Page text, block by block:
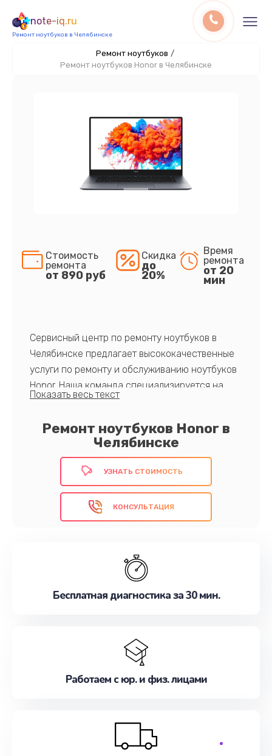
note-iq.ru
Ремонт ноутбуков в Челябинске
Ремонт ноутбуков /
Ремонт ноутбуков Honor в Челябинске
Ремонт ноутбуков Honor в
Челябинске
Стоимость
ремонта
от 890 руб
Скидка
до
20%
Время
ремонта
от 20
мин
Сервисный центр по ремонту ноутбуков в
Челябинске предлагает высококачественные
услуги по ремонту и обслуживанию ноутбуков
Honor. Наша команда специализируется на
диагностике и устранении сложных
компонентов и программное обеспечение.
Преимуществами нашего сервиса являются
оперативность, доступные цены и гарантийное
квалифицированные специалисты
обеспечивают точность и надежность
качественный ремонт в кратчайшие сроки.
УЗНАТЬ СТОИМОСТЬ
КОНСУЛЬТАЦИЯ
Бесплатная диагностика за 30 мин.
Работаем с юр. и физ. лицами